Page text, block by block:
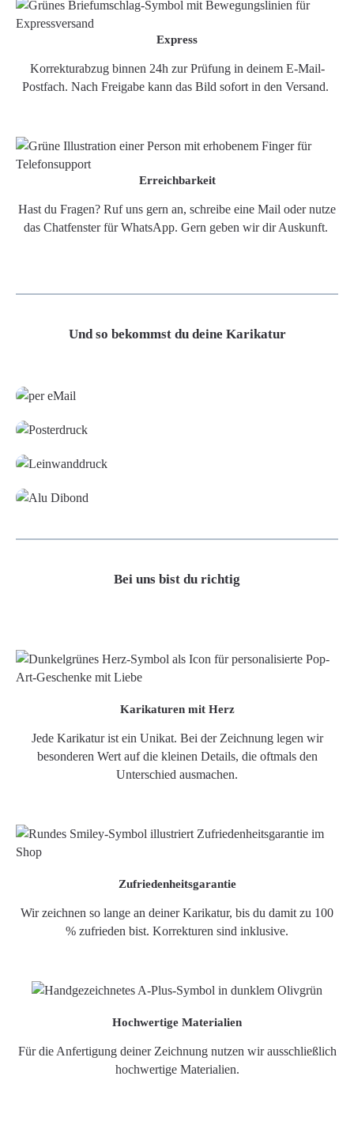
Express
Korrekturabzug binnen 24h zur Prüfung in deinem E-Mail-
Postfach. Nach Freigabe kann das Bild sofort in den Versand.
Erreichbarkeit
Hast du Fragen? Ruf uns gern an, schreibe eine Mail oder nutze
das Chatfenster für WhatsApp. Gern geben wir dir Auskunft.
Und so bekommst du deine Karikatur
Bei uns bist du richtig
Karikaturen mit Herz
Jede Karikatur ist ein Unikat. Bei der Zeichnung legen wir
besonderen Wert auf die kleinen Details, die oftmals den
Unterschied ausmachen.
Zufriedenheitsgarantie
Wir zeichnen so lange an deiner Karikatur, bis du damit zu 100
% zufrieden bist. Korrekturen sind inklusive.
Hochwertige Materialien
Für die Anfertigung deiner Zeichnung nutzen wir ausschließlich
hochwertige Materialien.